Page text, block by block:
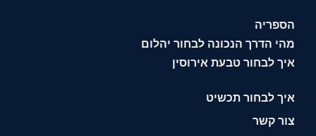
הספריה
מהי הדרך הנכונה לבחור יהלום
איך לבחור טבעת אירוסין
איך לבחור תכשיט
צור קשר